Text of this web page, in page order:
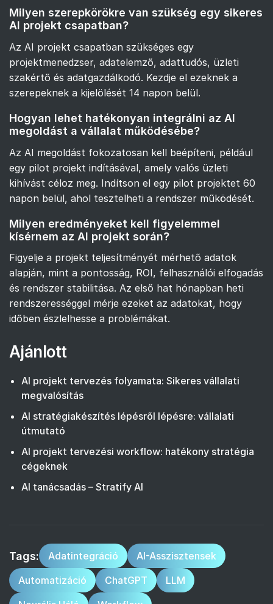
Milyen szerepkörökre van szükség egy sikeres
AI projekt csapatban?
Az AI projekt csapatban szükséges egy
projektmenedzser, adatelemző, adattudós, üzleti
szakértő és adatgazdálkodó. Kezdje el ezeknek a
szerepeknek a kijelölését 14 napon belül.
Hogyan lehet hatékonyan integrálni az AI
megoldást a vállalat működésébe?
Az AI megoldást fokozatosan kell beépíteni, például
egy pilot projekt indításával, amely valós üzleti
kihívást céloz meg. Indítson el egy pilot projektet 60
napon belül, ahol tesztelheti a rendszer működését.
Milyen eredményeket kell figyelemmel
kísérnem az AI projekt során?
Figyelje a projekt teljesítményét mérhető adatok
alapján, mint a pontosság, ROI, felhasználói elfogadás
és rendszer stabilitása. Az első hat hónapban heti
rendszerességgel mérje ezeket az adatokat, hogy
időben észlelhesse a problémákat.
Ajánlott
AI projekt tervezés folyamata: Sikeres vállalati
megvalósítás
AI stratégiakészítés lépésről lépésre: vállalati
útmutató
AI projekt tervezési workflow: hatékony stratégia
cégeknek
AI tanácsadás – Stratify AI
Tags: Adatintegráció
AI-Asszisztensek
Automatizáció
ChatGPT
LLM